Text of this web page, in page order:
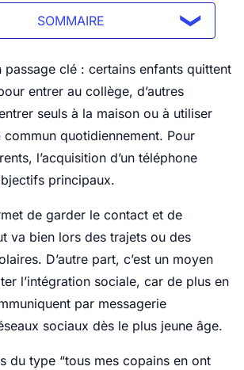
SOMMAIRE
passage clé : certains enfants quittent
entrer au collège, d’autres
seuls à la maison ou à utiliser
commun quotidiennement. Pour
l’acquisition d’un téléphone
principaux.
de garder le contact et de
va bien lors des trajets ou des
D’autre part, c’est un moyen
l’intégration sociale, car de plus en
par messagerie
sociaux dès le plus jeune âge.
du type “tous mes copains en ont